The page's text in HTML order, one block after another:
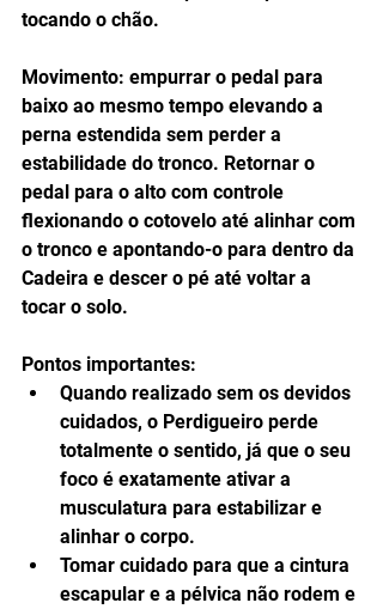
tocando o chão.
Movimento: empurrar o pedal para
baixo ao mesmo tempo elevando a
perna estendida sem perder a
estabilidade do tronco. Retornar o
pedal para o alto com controle
flexionando o cotovelo até alinhar com
o tronco e apontando-o para dentro da
Cadeira e descer o pé até voltar a
tocar o solo.
Pontos importantes:
Quando realizado sem os devidos
cuidados, o Perdigueiro perde
totalmente o sentido, já que o seu
foco é exatamente ativar a
musculatura para estabilizar e
alinhar o corpo.
Tomar cuidado para que a cintura
escapular e a pélvica não rodem e